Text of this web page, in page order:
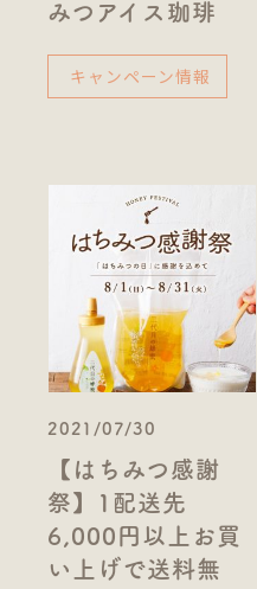
みつアイス珈琲
キャンペーン情報
2021/07/30
【はちみつ感謝
祭】1配送先
6,000円以上お買
い上げで送料無